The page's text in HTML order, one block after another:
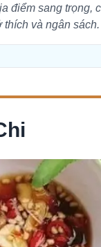
điểm sang trọng,
và ngân sách.